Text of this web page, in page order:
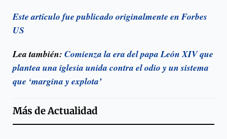
Este artículo fue publicado originalmente en Forbes
US
Lea también: Comienza la era del papa León XIV que
plantea una iglesia unida contra el odio y un sistema
que ‘margina y explota’
Más deActualidad